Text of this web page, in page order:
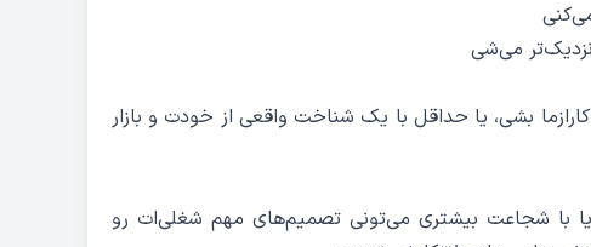
نزدیک‌تر می‌شی
بشی، یا حداقل با یک شناخت واقعی از خودت و بازار
شجاعت بیشتری می‌تونی تصمیم‌های مهم شغلی‌ات رو